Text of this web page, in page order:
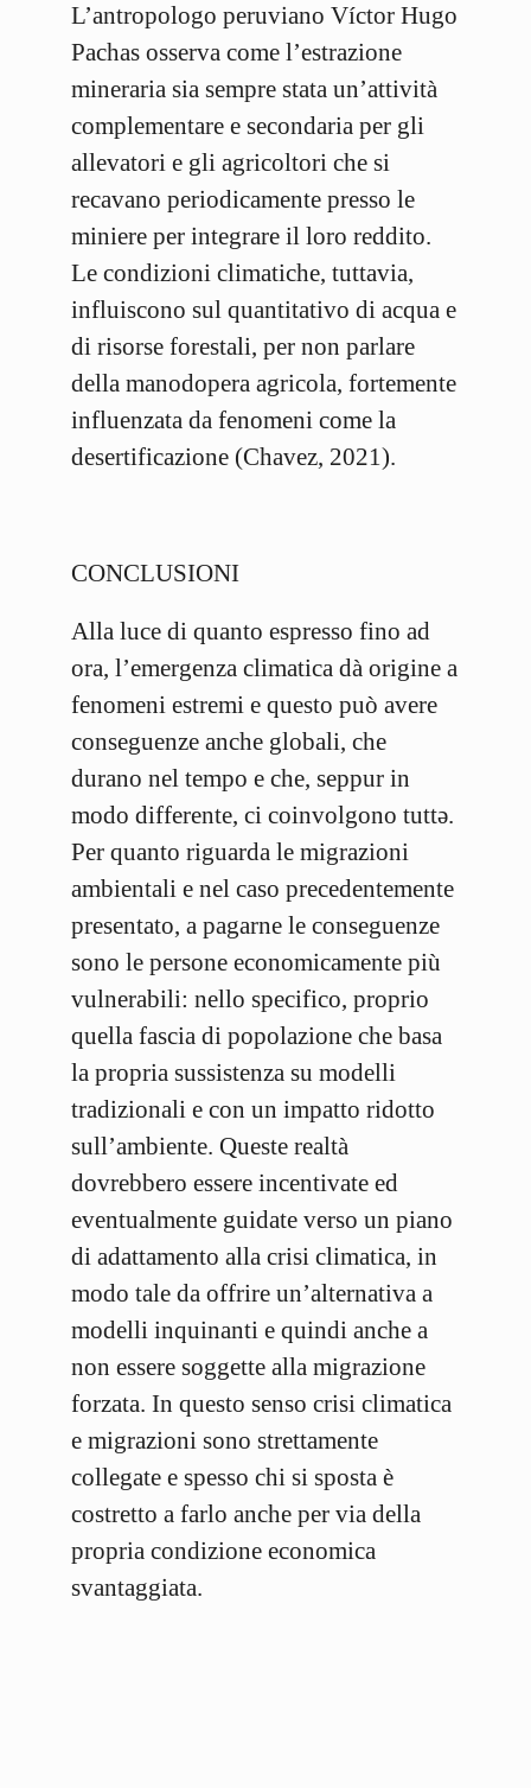
L’antropologo peruviano Víctor Hugo
Pachas osserva come l’estrazione
mineraria sia sempre stata un’attività
complementare e secondaria per gli
allevatori e gli agricoltori che si
recavano periodicamente presso le
miniere per integrare il loro reddito.
Le condizioni climatiche, tuttavia,
influiscono sul quantitativo di acqua e
di risorse forestali, per non parlare
della manodopera agricola, fortemente
influenzata da fenomeni come la
desertificazione (Chavez, 2021).
CONCLUSIONI
Alla luce di quanto espresso fino ad
ora, l’emergenza climatica dà origine a
fenomeni estremi e questo può avere
conseguenze anche globali, che
durano nel tempo e che, seppur in
modo differente, ci coinvolgono tuttə.
Per quanto riguarda le migrazioni
ambientali e nel caso precedentemente
presentato, a pagarne le conseguenze
sono le persone economicamente più
vulnerabili: nello specifico, proprio
quella fascia di popolazione che basa
la propria sussistenza su modelli
tradizionali e con un impatto ridotto
sull’ambiente. Queste realtà
dovrebbero essere incentivate ed
eventualmente guidate verso un piano
di adattamento alla crisi climatica, in
modo tale da offrire un’alternativa a
modelli inquinanti e quindi anche a
non essere soggette alla migrazione
forzata. In questo senso crisi climatica
e migrazioni sono strettamente
collegate e spesso chi si sposta è
costretto a farlo anche per via della
propria condizione economica
svantaggiata.